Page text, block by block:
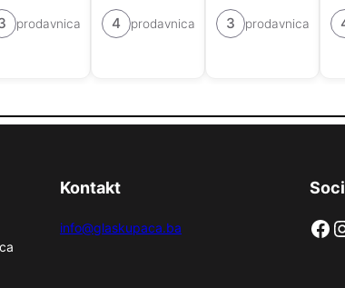
prodavnica 4 prodavnica 3 prodavnica
Kontakt
info@glaskupaca.ba Facebook